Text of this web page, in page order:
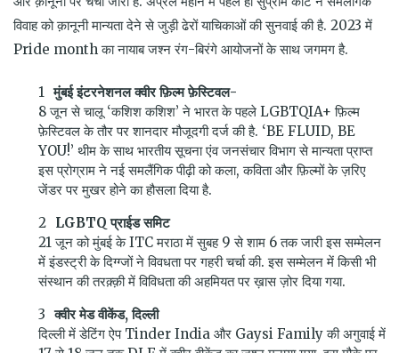
विवाह को क़ानूनी मान्यता देने से जुड़ी ढेरों याचिकाओं की सुनवाई की है. 2023 में
Pride month का नायाब जश्न रंग-बिरंगे आयोजनों के साथ जगमग है.
मुंबई इंटरनेशनल क्वीर फ़िल्म फ़ेस्टिवल-
8 जून से चालू ‘कशिश कशिश’ ने भारत के पहले LGBTQIA+ फ़िल्म
फ़ेस्टिवल के तौर पर शानदार मौजूदगी दर्ज की है. ‘BE FLUID, BE
YOU!’ थीम के साथ भारतीय सूचना एंव जनसंचार विभाग से मान्यता प्राप्त
इस प्रोग्राम ने नई समलैंगिक पीढ़ी को कला, कविता और फ़िल्मों के ज़रिए
जेंडर पर मुखर होने का हौसला दिया है.
LGBTQ प्राईड समिट
21 जून को मुंबई के ITC मराठा में सुबह 9 से शाम 6 तक जारी इस सम्मेलन
में इंडस्ट्री के दिग्ग्जों ने विवधता पर गहरी चर्चा की. इस सम्मेलन में किसी भी
संस्थान की तरक़्क़ी में विविधता की अहमियत पर ख़ास ज़ोर दिया गया.
क्वीर मेड वीकेंड, दिल्ली
दिल्ली में डेटिंग ऐप Tinder India और Gaysi Family की अगुवाई में